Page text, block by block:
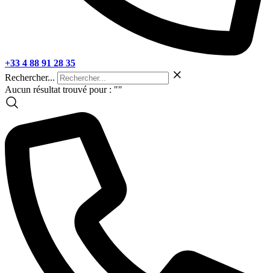
+33 4 88 91 28 35
Rechercher...
Aucun résultat trouvé pour : ""